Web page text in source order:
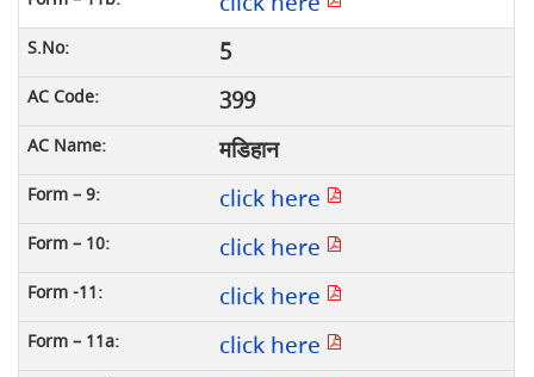
5
399
मडिहान
click here
click here
click here
click here